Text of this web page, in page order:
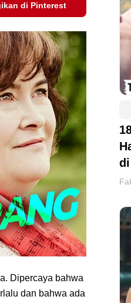
di Pinterest
Dipercaya bahwa
dan bahwa ada